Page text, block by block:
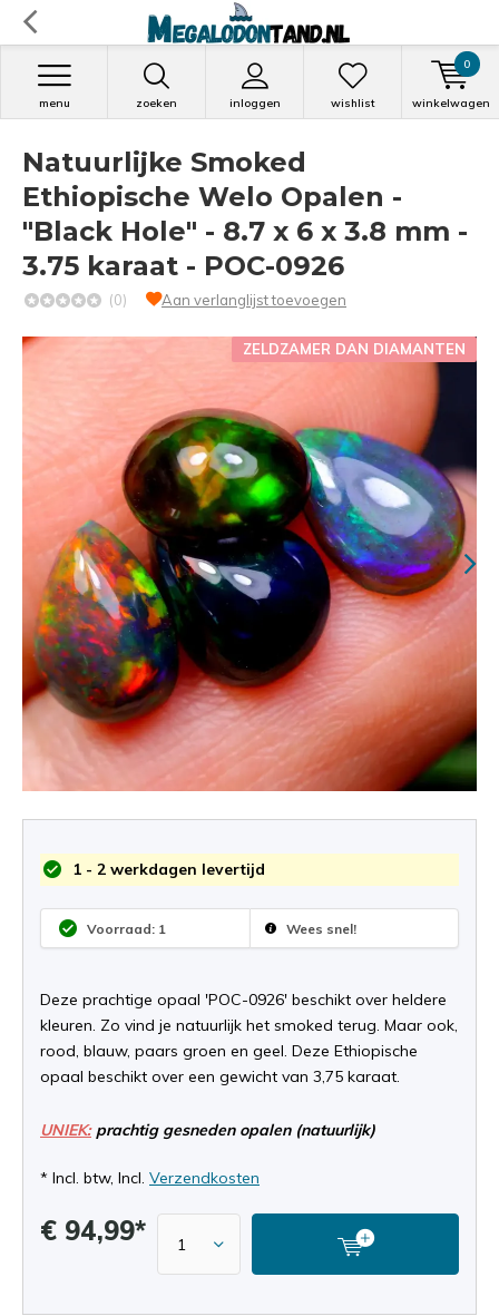
zoeken inloggen
menu wishlist winkelwagen
0
Natuurlijke Smoked
Ethiopische Welo Opalen -
"Black Hole" - 8.7 x 6 x 3.8 mm -
3.75 karaat - POC-0926
(0) Aan verlanglijst toevoegen
ZELDZAMER DAN DIAMANTEN
1 - 2 werkdagen levertijd
Voorraad: 1 Wees snel!
Deze prachtige opaal 'POC-0926' beschikt over heldere
kleuren. Zo vind je natuurlijk het smoked terug. Maar ook,
rood, blauw, paars groen en geel. Deze Ethiopische
opaal beschikt over een gewicht van 3,75 karaat.
UNIEK:prachtig gesneden opalen (natuurlijk)
* Incl. btw, Incl. Verzendkosten
€ 94,99*